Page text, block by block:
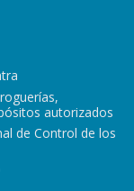
autorizados
de Control de los